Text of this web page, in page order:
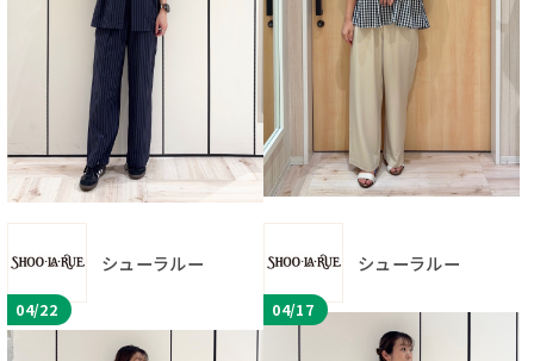
シューラルー シューラルー
04/22 04/17